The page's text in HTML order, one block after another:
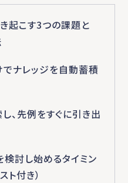
起こす3つの課題と
ナレッジを自動蓄積
、先例をすぐに引き出
討し始めるタイミン
ト付き）